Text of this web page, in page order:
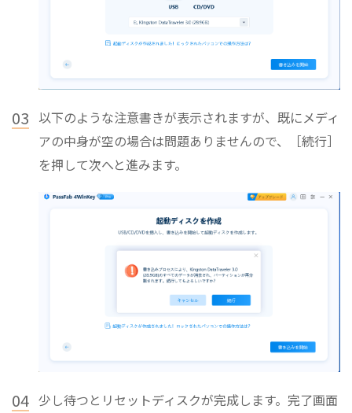
03 以下のような注意書きが表示されますが、既にメディ
アの中身が空の場合は問題ありませんので、［続行］
を押して次へと進みます。
04 少し待つとリセットディスクが完成します。完了画面